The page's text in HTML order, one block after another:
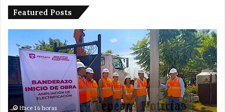
Featured Posts
edil
de
Tepeaca
red
eléctrica
en
SanHace 16 horas
en
en